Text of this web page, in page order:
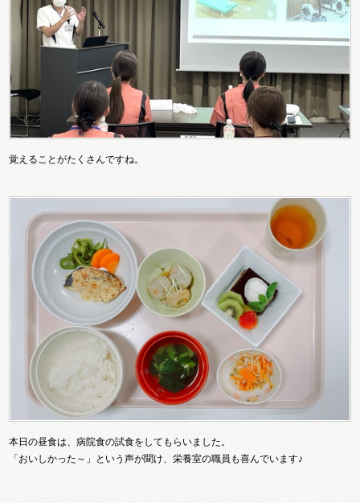
覚えることがたくさんですね。
本日の昼食は、病院食の試食をしてもらいました。
「おいしかった～」という声が聞け、栄養室の職員も喜んでいます♪